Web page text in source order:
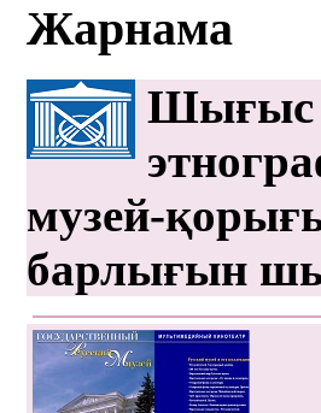
Жарнама
музей-
барлығын